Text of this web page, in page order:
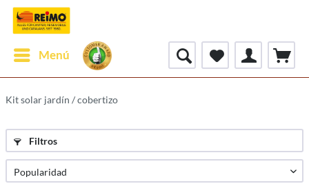
Menú
Kit solar jardín / cobertizo
Filtros